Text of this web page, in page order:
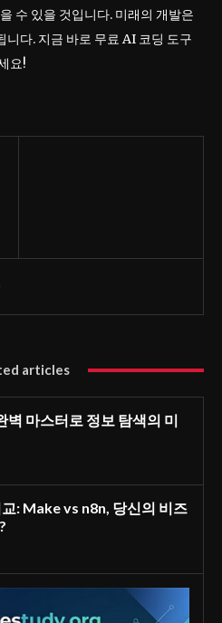
수 있을 것입니다. 미래의 개발은
다. 지금 바로 무료 AI 코딩 도구
요!
articles
벽 마스터로 정보 탐색의 미
: Make vs n8n, 당신의 비즈